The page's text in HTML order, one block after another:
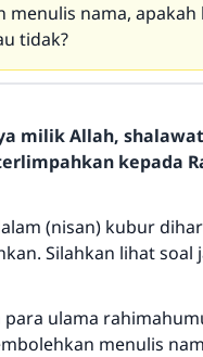
menulis nama, apakah
tidak?
milik Allah,
kepada
(nisan) kubur
Silahkan lihat soal
para ulama
menulis